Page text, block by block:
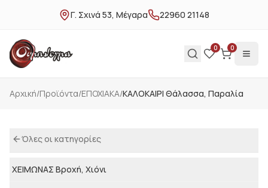
Γ. Σχινά 53, Μέγαρα 22960 21148
0 0
Αρχική/Προϊόντα/ΕΠΟΧΙΑΚΑ/ΚΑΛΟΚΑΙΡΙ Θάλασσα, Παραλία
Όλες οι κατηγορίες
ΧΕΙΜΩΝΑΣ Βροχή, Χιόνι